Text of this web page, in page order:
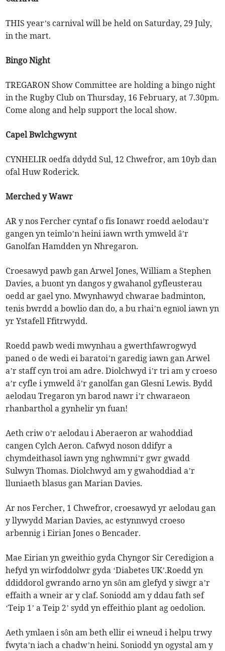
THIS year’s carnival will be held on Saturday, 29 July,
in the mart.
Bingo Night
TREGARON Show Committee are holding a bingo night
in the Rugby Club on Thursday, 16 February, at 7.30pm.
Come along and help support the local show.
Capel Bwlchgwynt
CYNHELIR oedfa ddydd Sul, 12 Chwefror, am 10yb dan
ofal Huw Roderick.
Merched y Wawr
AR y nos Fercher cyntaf o fis Ionawr roedd aelodau’r
gangen yn teimlo’n heini iawn wrth ymweld â’r
Ganolfan Hamdden yn Nhregaron.
Croesawyd pawb gan Arwel Jones, William a Stephen
Davies, a buont yn dangos y gwahanol gyfleusterau
oedd ar gael yno. Mwynhawyd chwarae badminton,
tenis bwrdd a bowlio dan do, a bu rhai’n egnïol iawn yn
yr Ystafell Ffitrwydd.
Roedd pawb wedi mwynhau a gwerthfawrogwyd
paned o de wedi ei baratoi’n garedig iawn gan Arwel
a’r staff cyn troi am adre. Diolchwyd i’r tri am y croeso
a’r cyfle i ymweld â’r ganolfan gan Glesni Lewis. Bydd
aelodau Tregaron yn barod nawr i’r chwaraeon
rhanbarthol a gynhelir yn fuan!
Aeth criw o’r aelodau i Aberaeron ar wahoddiad
cangen Cylch Aeron. Cafwyd noson ddifyr a
chymdeithasol iawn yng nghwmni’r gwr gwadd
Sulwyn Thomas. Diolchwyd am y gwahoddiad a’r
lluniaeth blasus gan Marian Davies.
Ar nos Fercher, 1 Chwefror, croesawyd yr aelodau gan
y llywydd Marian Davies, ac estynnwyd croeso
arbennig i Eirian Jones o Bencader.
Mae Eirian yn gweithio gyda Chyngor Sir Ceredigion a
hefyd yn wirfoddolwr gyda ‘Diabetes UK’.Roedd yn
ddiddorol gwrando arno yn sôn am glefyd y siwgr a’r
effaith a wneir ar y claf. Soniodd am y ddau fath sef
‘Teip 1’ a Teip 2’ sydd yn effeithio plant ag oedolion.
Aeth ymlaen i sôn am beth ellir ei wneud i helpu trwy
fwyta’n iach a chadw’n heini. Soniodd yn ogystal am y